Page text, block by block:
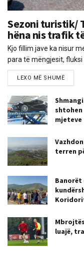
Sezoni turistik/
hëna nis trafik
Kjo fillim jave ka nisur
para të mëngjesit, fluksi
LEXO MË SHUMË
mjeteve
terren
Banorët
luajë,